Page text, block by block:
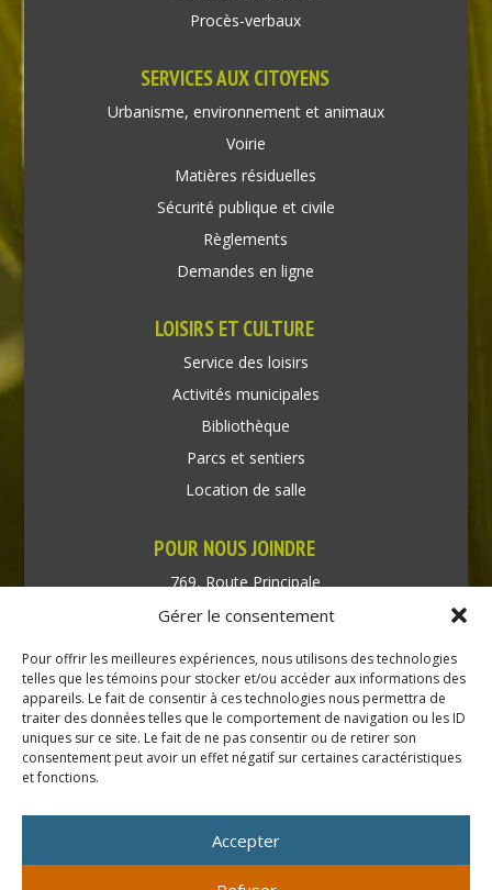
Gérer le consentement
Pour offrir les meilleures expériences, nous utilisons des technologies
telles que les témoins pour stocker et/ou accéder aux informations des
appareils. Le fait de consentir à ces technologies nous permettra de
traiter des données telles que le comportement de navigation ou les ID
uniques sur ce site. Le fait de ne pas consentir ou de retirer son
consentement peut avoir un effet négatif sur certaines caractéristiques
et fonctions.
Accepter
Procès-verbaux
SERVICES AUX CITOYENS
Urbanisme, environnement et animaux
Voirie
Matières résiduelles
Sécurité publique et civile
Règlements
Demandes en ligne
LOISIRS ET CULTURE
Service des loisirs
Activités municipales
Bibliothèque
Parcs et sentiers
Location de salle
POUR NOUS JOINDRE
769, Route Principale
Très-Saint-Rédempteur
Téléphone : (450) 451-5203
Direction générale :
dir@tressaintredempteur.ca